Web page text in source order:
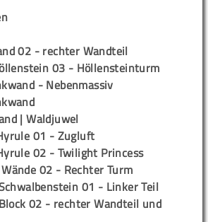
02 - rechter Wandteil
03 - Höllensteinturm
- Nebenmassiv
| Waldjuwel
01 - Zugluft
02 - Twilight Princess
02 - Rechter Turm
01 - Linker Teil
02 - rechter Wandteil und